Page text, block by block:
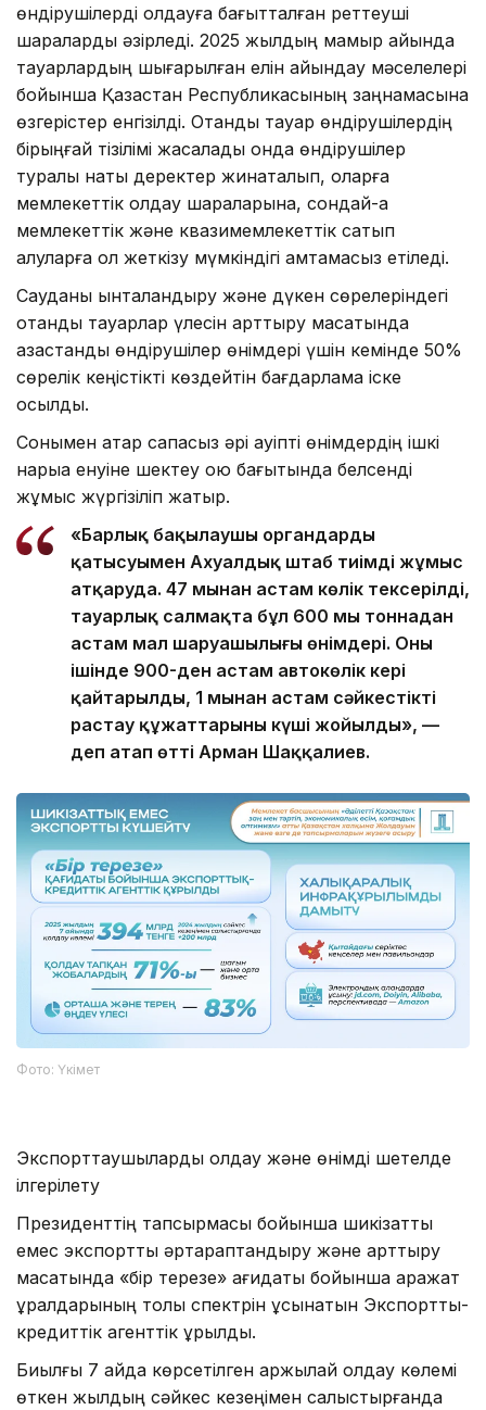
өндірушілерді қолдауға бағытталған реттеуші
шараларды әзірледі. 2025 жылдың мамыр айында
тауарлардың шығарылған елін айқындау мәселелері
бойынша Қазақстан Республикасының заңнамасына
өзгерістер енгізілді. Отандық тауар өндірушілердің
бірыңғай тізілімі жасалады онда өндірушілер
туралы нақты деректер жинақталып, оларға
мемлекеттік қолдау шараларына, сондай-ақ
мемлекеттік және квазимемлекеттік сатып
алуларға қол жеткізу мүмкіндігі қамтамасыз етіледі.
Сауданы ынталандыру және дүкен сөрелеріндегі
отандық тауарлар үлесін арттыру мақсатында
қазақстандық өндірушілер өнімдері үшін кемінде 50%
сөрелік кеңістікті көздейтін бағдарлама іске
қосылды.
Сонымен қатар сапасыз әрі қауіпті өнімдердің ішкі
нарыққа енуіне шектеу қою бағытында белсенді
жұмыс жүргізіліп жатыр.
«Барлық бақылаушы органдардың
қатысуымен Ахуалдық штаб тиімді жұмыс
атқаруда. 47 мыңнан астам көлік тексерілді,
тауарлық салмақта бұл 600 мың тоннадан
астам мал шаруашылығы өнімдері. Оның
ішінде 900-ден астам автокөлік кері
қайтарылды, 1 мыңнан астам сәйкестікті
растау құжаттарының күші жойылды», —
деп атап өтті Арман Шаққалиев.
Фото: Үкімет
Экспорттаушыларды қолдау және өнімді шетелде
ілгерілету
Президенттің тапсырмасы бойынша шикізаттық
емес экспортты әртараптандыру және арттыру
мақсатында «бір терезе» қағидаты бойынша қаражат
құралдарының толық спектрін ұсынатын Экспорттық-
кредиттік агенттік құрылды.
Биылғы 7 айда көрсетілген қаржылай қолдау көлемі
өткен жылдың сәйкес кезеңімен салыстырғанда